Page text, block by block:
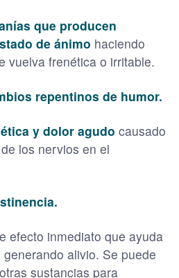
que producen
de ánimo haciendo
vuelva frenética o irritable.
repentinos de humor.
y dolor agudo causado
los nervios en el
efecto inmediato que ayuda
alivio. Se puede
sustancias para